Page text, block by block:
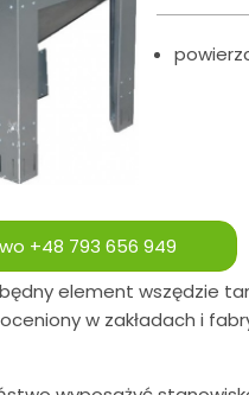
+48 793 656 949
element wszędzie
w zakładach i